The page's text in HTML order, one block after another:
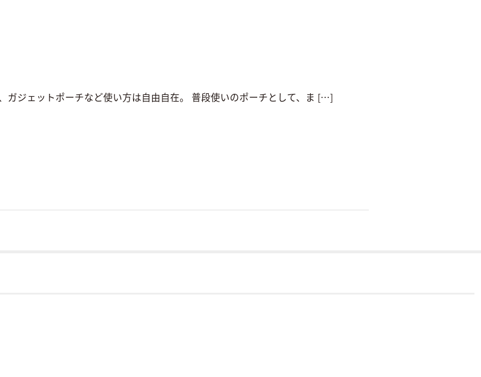
ガジェットポーチなど使い方は自由自在。 普段使いのポーチとして、ま […]